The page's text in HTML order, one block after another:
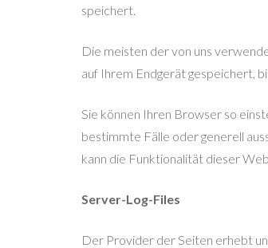
speichert.
Die meisten der von uns
auf Ihrem Endgerät gespeichert,
Sie können Ihren Browser so
bestimmte Fälle oder generell
kann die Funktionalität dieser
Server-Log-Files
Der Provider der Seiten erhebt